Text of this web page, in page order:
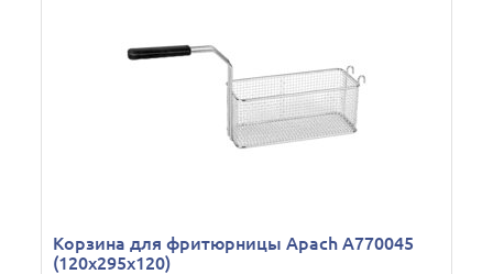
Корзина для фритюрницы Apach A770045
(120х295х120)